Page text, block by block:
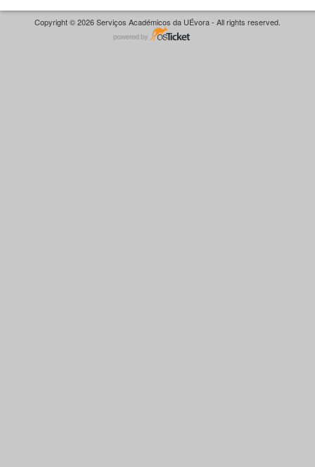
Copyright © 2026 Serviços Académicos da UÉvora - All rights reserved.